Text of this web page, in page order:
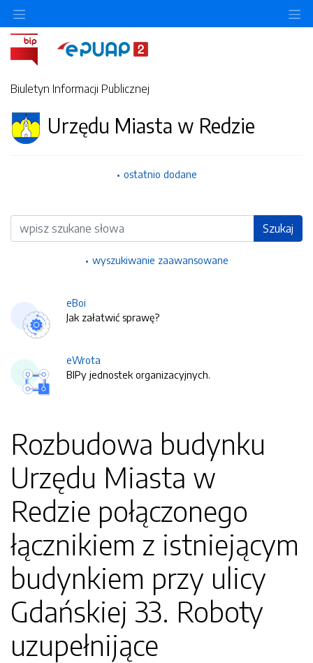
Biuletyn Informacji Publicznej
Urzędu Miasta w Redzie
ostatnio dodane
Wyszukiwarka Szukaj
wyszukiwanie zaawansowane
eBoi
Jak załatwić sprawę?
eWrota
BIPy jednostek organizacyjnych.
Rozbudowa budynku
Urzędu Miasta w
Redzie połączonego
łącznikiem z istniejącym
budynkiem przy ulicy
Gdańskiej 33. Roboty
uzupełnijące